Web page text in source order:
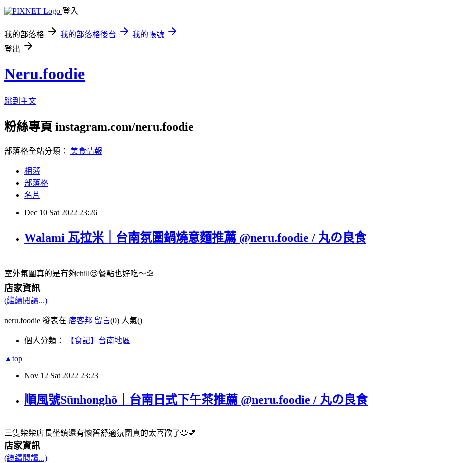
登入
我的部落格 我的部落格後台
我的帳號
登出
Neru.foodie
跳到主文
粉絲專頁 instagram.com/neru.foodie
部落格全站分類： 美食情報
相簿
部落格
名片
Dec 10 Sat 2022 23:26
Walami 瓦拉米｜台南氛圍鍋燒意麵推薦 @neru.foodie / 丸の良食
室外氛圍真的是有夠chill😌餐點也好吃～⛱️
店家資訊
(繼續閱讀...)
neru.foodie 發表在 痞客邦 留言(0) 人氣()
個人分類： 【食記】台南地區
▲top
Nov 12 Sat 2022 23:23
順風號Sūnhonghō｜台南日式下午茶推薦 @neru.foodie / 丸の良食
三隻柴柴店長坐鎮還有懷舊舒適氛圍真的太喜歡了🐶💕
店家資訊
(繼續閱讀...)